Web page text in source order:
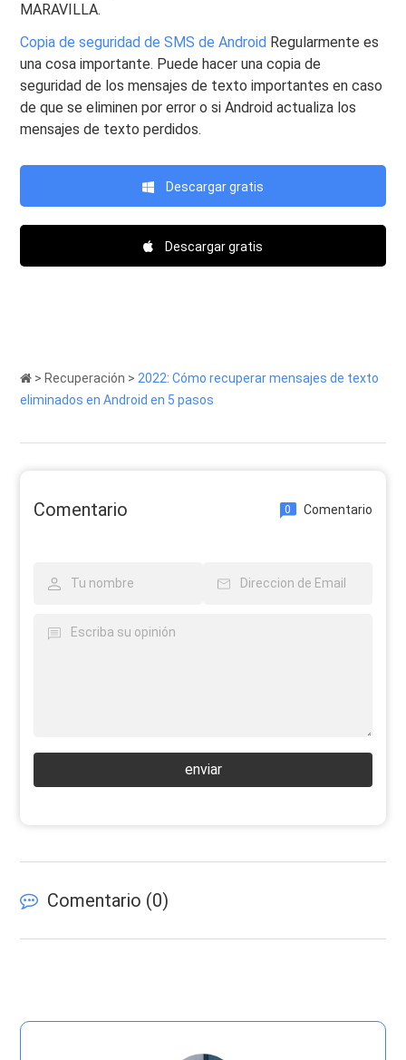
MARAVILLA.
Copia de seguridad de SMS de Android Regularmente es
una cosa importante. Puede hacer una copia de
seguridad de los mensajes de texto importantes en caso
de que se eliminen por error o si Android actualiza los
mensajes de texto perdidos.
Descargar gratis
Descargar gratis
> Recuperación >2022: Cómo recuperar mensajes de texto
eliminados en Android en 5 pasos
Comentario 0 Comentario
enviar
Comentario (0)